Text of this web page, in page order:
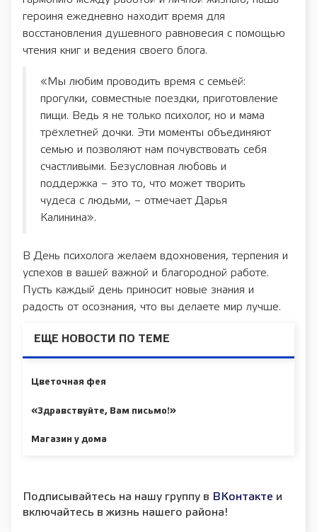
героиня ежедневно находит время для
восстановления душевного равновесия с помощью
чтения книг и ведения своего блога.
«Мы любим проводить время с семьёй:
прогулки, совместные поездки, приготовление
пищи. Ведь я не только психолог, но и мама
трёхлетней дочки. Эти моменты объединяют
семью и позволяют нам почувствовать себя
счастливыми. Безусловная любовь и
поддержка – это то, что может творить
чудеса с людьми, – отмечает Дарья
Калинина».
В День психолога желаем вдохновения, терпения и
успехов в вашей важной и благородной работе.
Пусть каждый день приносит новые знания и
радость от осознания, что вы делаете мир лучше.
ЕЩЕ НОВОСТИ ПО ТЕМЕ
Цветочная фея
«Здравствуйте, Вам письмо!»
Магазин у дома
Подписывайтесь на нашу группу в ВКонтакте и
включайтесь в жизнь нашего района!